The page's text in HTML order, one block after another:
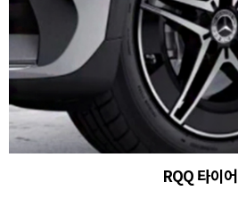
RQQ 타이어